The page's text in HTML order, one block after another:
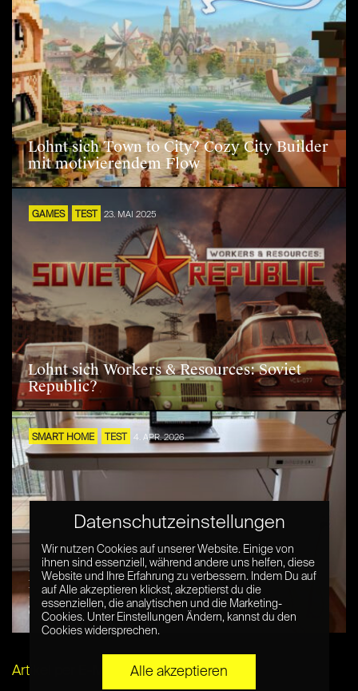
Lohnt sich Town to City? Cozy City Builder
mit motivierendem Flow
GAMES TEST 23. MAI 2025
Lohnt sich Workers & Resources: Soviet
Republic?
SMART HOME TEST 4. APR. 2026
FlexiSpot Comhar Classic Q3 im
Langzeittest – Höhenverstellbarer
Schreibtisch im Home-Office
Artikel per E-Mail verschicken
Datenschutzeinstellungen
Wir nutzen Cookies auf unserer Website. Einige von
ihnen sind essenziell, während andere uns helfen, diese
Website und Ihre Erfahrung zu verbessern. Indem Du auf
auf Alle akzeptieren klickst, akzeptierst du die
essenziellen, die analytischen und die Marketing-
Cookies. Unter Einstellungen Ändern, kannst du den
Cookies widersprechen.
Alle akzeptieren